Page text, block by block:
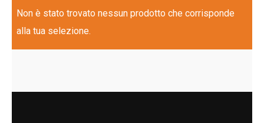
Non è stato trovato nessun prodotto che corrisponde
alla tua selezione.